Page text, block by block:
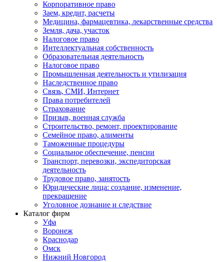
Корпоративное право
Заем, кредит, расчеты
Медицина, фармацевтика, лекарственные средства
Земля, дача, участок
Налоговое право
Интеллектуальная собственность
Образовательная деятельность
Налоговое право
Промышленная деятельность и утилизация
Наследственное право
Связь, СМИ, Интернет
Права потребителей
Страхование
Призыв, военная служба
Строительство, ремонт, проектирование
Семейное право, алименты
Таможенные процедуры
Социальное обеспечение, пенсии
Транспорт, перевозки, экспедиторская
деятельность
Трудовое право, занятость
Юридические лица: создание, изменение,
прекращение
Уголовное дознание и следствие
Каталог фирм
Уфа
Воронеж
Краснодар
Омск
Нижний Новгород